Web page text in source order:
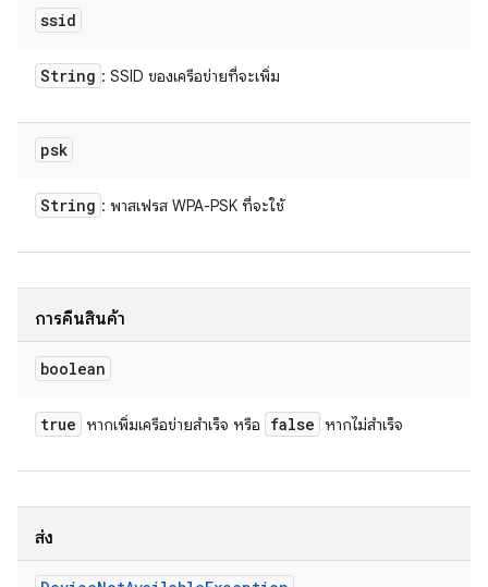
ssid
String : SSID ของเครือข่ายที่จะเพิ่ม
psk
String : พาสเฟรส WPA-PSK ที่จะใช้
การคืนสินค้า
boolean
true หากเพิ่มเครือข่ายสำเร็จ หรือ false หากไม่สำเร็จ
ส่ง